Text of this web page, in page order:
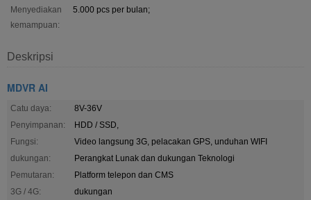
Menyediakan
kemampuan:
5.000 pcs per bulan;
Deskripsi
MDVR AI
Catu daya:
8V-36V
Penyimpanan:
HDD / SSD,
Fungsi:
Video langsung 3G, pelacakan GPS, unduhan WIFI
dukungan:
Perangkat Lunak dan dukungan Teknologi
Pemutaran:
Platform telepon dan CMS
3G / 4G:
dukungan